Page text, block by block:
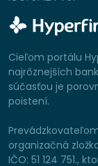
Cieľom portálu
najrôznejších
súčasťou je
poistení.
organizačná
IČO: 51 124 751.,